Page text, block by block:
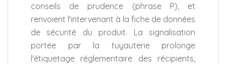
conseils de prudence (phrase P), et
renvoient l'intervenant à la fiche de données
de sécurité du produit. La signalisation
portée par la tuyauterie prolonge
l'étiquetage réglementaire des récipients,